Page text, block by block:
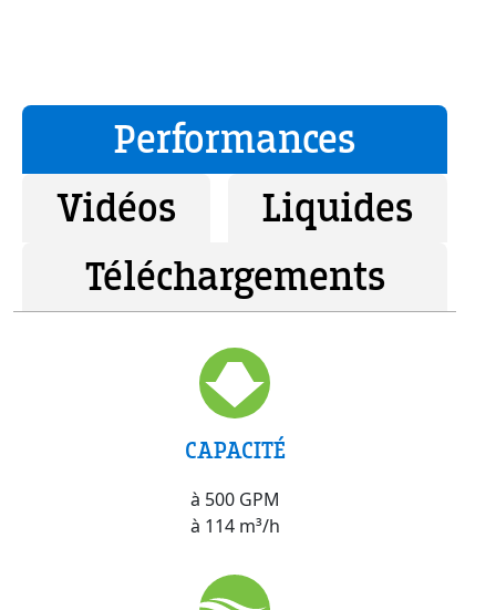
Performances
Vidéos
Liquides
Téléchargements
CAPACITÉ
à 500 GPM
à 114 m³/h